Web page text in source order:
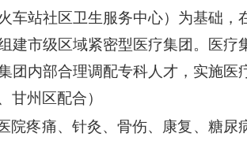
车站社区卫生服务中心）为基础，
建市级区域紧密型医疗集团。医疗
团内部合理调配专科人才，实施医
甘州区配合）
院疼痛、针灸、骨伤、康复、糖尿